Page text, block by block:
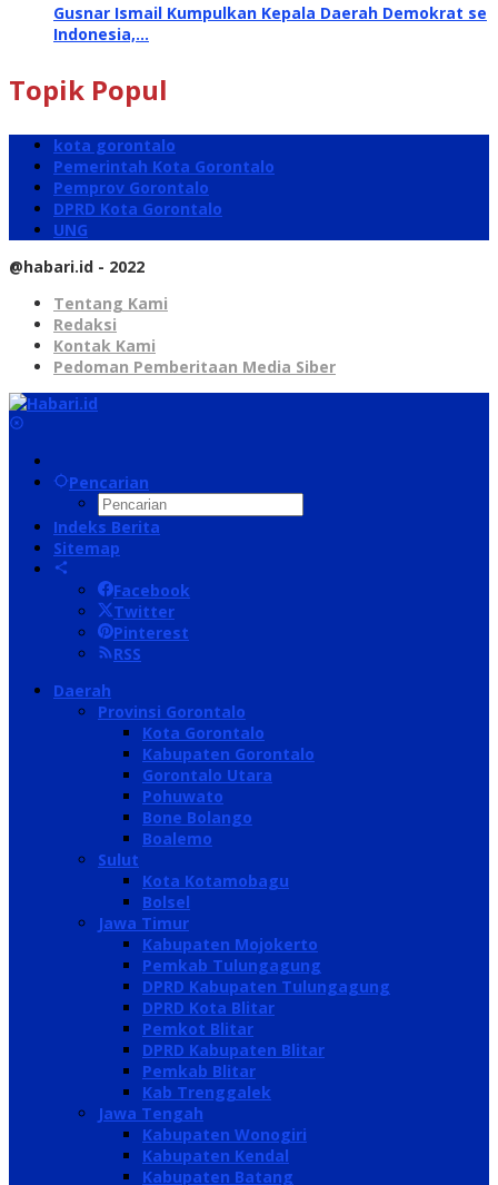
Gusnar Ismail Kumpulkan Kepala Daerah Demokrat se
Indonesia,…
Topik Popul
kota gorontalo
Pemerintah Kota Gorontalo
Pemprov Gorontalo
DPRD Kota Gorontalo
UNG
@habari.id - 2022
Tentang Kami
Redaksi
Kontak Kami
Pedoman Pemberitaan Media Siber
Pencarian
Indeks Berita
Sitemap
Facebook
Twitter
Pinterest
RSS
Daerah
Provinsi Gorontalo
Kota Gorontalo
Kabupaten Gorontalo
Gorontalo Utara
Pohuwato
Bone Bolango
Boalemo
Sulut
Kota Kotamobagu
Bolsel
Jawa Timur
Kabupaten Mojokerto
Pemkab Tulungagung
DPRD Kabupaten Tulungagung
DPRD Kota Blitar
Pemkot Blitar
DPRD Kabupaten Blitar
Pemkab Blitar
Kab Trenggalek
Jawa Tengah
Kabupaten Wonogiri
Kabupaten Kendal
Kabupaten Batang